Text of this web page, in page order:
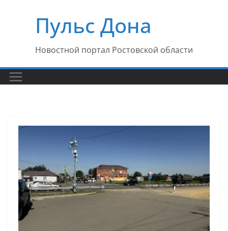
содержимомуПульс Дона
Новостной портал Ростовской области